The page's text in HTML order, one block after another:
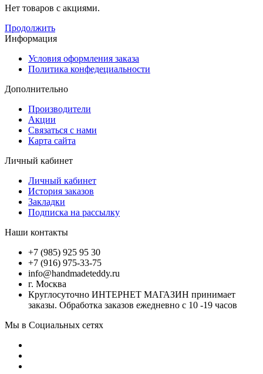
Нет товаров с акциями.
Продолжить
Информация
Условия оформления заказа
Политика конфедециальности
Дополнительно
Производители
Акции
Связаться с нами
Карта сайта
Личный кабинет
Личный кабинет
История заказов
Закладки
Подписка на рассылку
Наши контакты
+7 (985) 925 95 30
+7 (916) 975-33-75
info@handmadeteddy.ru
г. Москва
Круглосуточно ИНТЕРНЕТ МАГАЗИН принимает
заказы. Обработка заказов ежедневно с 10 -19 часов
Мы в Социальных сетях